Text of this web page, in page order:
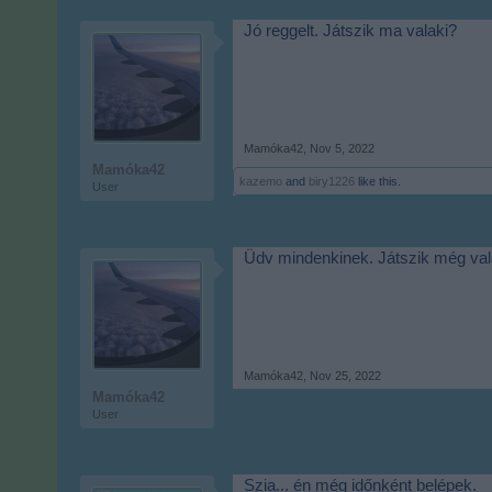
Mamóka42
User
Jó reggelt. Játszik ma valaki?
Mamóka42 Nov 5, 2022
kazemo and biry1226 like this.
Mamóka42
User
Üdv mindenkinek. Játszik még
Mamóka42 Nov 25, 2022
Szia... én még időnként belépek.